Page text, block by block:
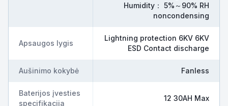
Humidity： 5%～90% RH
noncondensing
Apsaugos lygis
Lightning protection 6KV 6KV
ESD Contact discharge
Aušinimo kokybė Fanless
Baterijos įvesties
specifikacija
12 30AH Max